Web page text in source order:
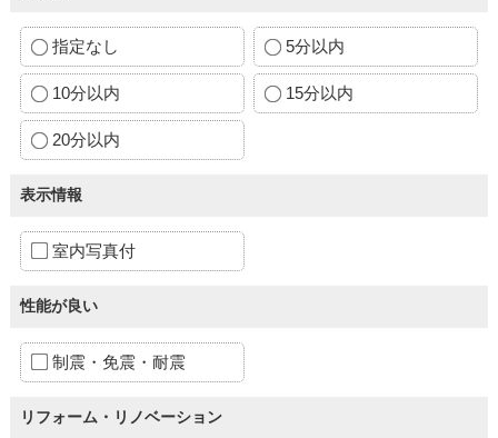
指定なし 5分以内
10分以内 15分以内
20分以内
表示情報
室内写真付
性能が良い
制震・免震・耐震
リフォーム・リノベーション